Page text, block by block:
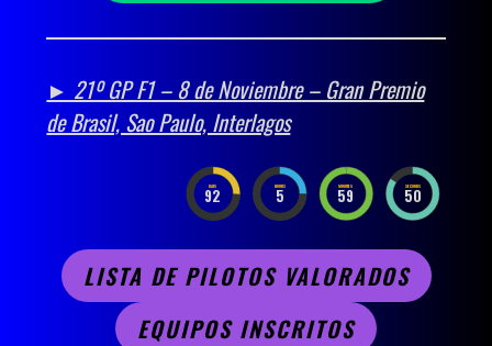
► 21º GP F1 – 8 de Noviembre – Gran Premio
de Brasil, Sao Paulo, Interlagos
DAYS
92 HOURS
5 MINUTES
59 SECONDS
49
LISTA DE PILOTOS VALORADOS
EQUIPOS INSCRITOS